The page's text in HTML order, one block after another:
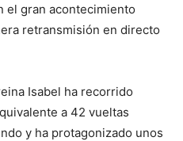
el gran acontecimiento
retransmisión en directo
Isabel ha recorrido
a 42 vueltas
y ha protagonizado unos